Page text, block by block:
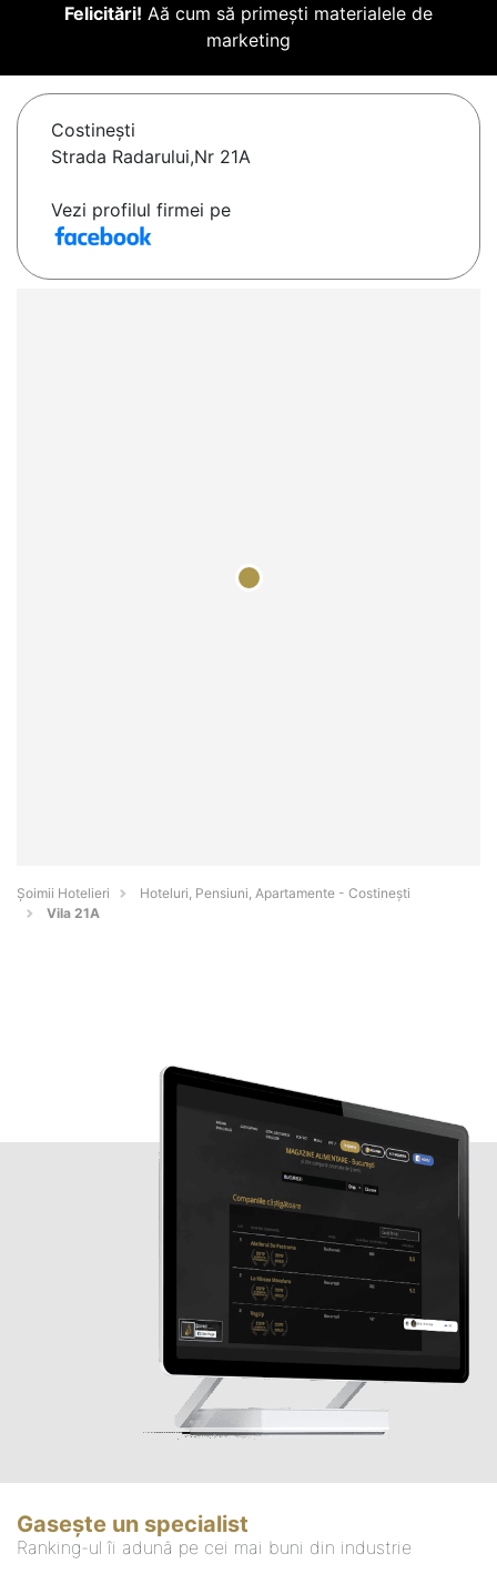
Felicitări! Aă cum să primești materialele de
marketing
Costineşti
Strada Radarului,Nr 21A
Vezi profilul firmei pe
Șoimii Hotelieri
Hoteluri, Pensiuni, Apartamente - Costineşti
Vila 21A
Gasește un specialist
Ranking-ul îi adună pe cei mai buni din industrie